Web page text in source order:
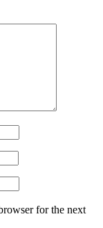
for the next